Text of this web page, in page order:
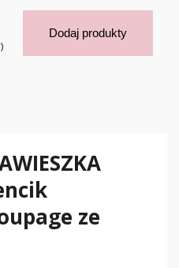
Dodaj produkty
ze